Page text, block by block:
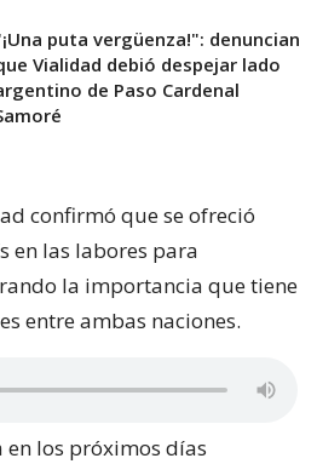
puta vergüenza!": denuncian
Vialidad debió despejar lado
de Paso Cardenal
confirmó que se ofreció
en las labores para
la importancia que tiene
entre ambas naciones.
en los próximos días